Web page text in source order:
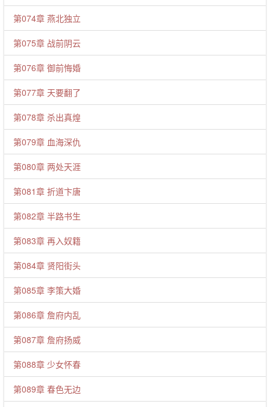
第074章 燕北独立
第075章 战前阴云
第076章 御前悔婚
第077章 天要翻了
第078章 杀出真煌
第079章 血海深仇
第080章 两处天涯
第081章 折道卞唐
第082章 半路书生
第083章 再入奴籍
第084章 贤阳街头
第085章 李策大婚
第086章 詹府内乱
第087章 詹府扬威
第088章 少女怀春
第089章 春色无边